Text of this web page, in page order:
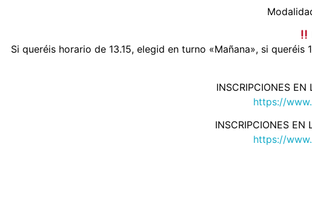
Si queréis horario de 13.15, elegid en turno «Mañana», si
INSCRIPCIONES
https://
INSCRIPCIONES EN
https://